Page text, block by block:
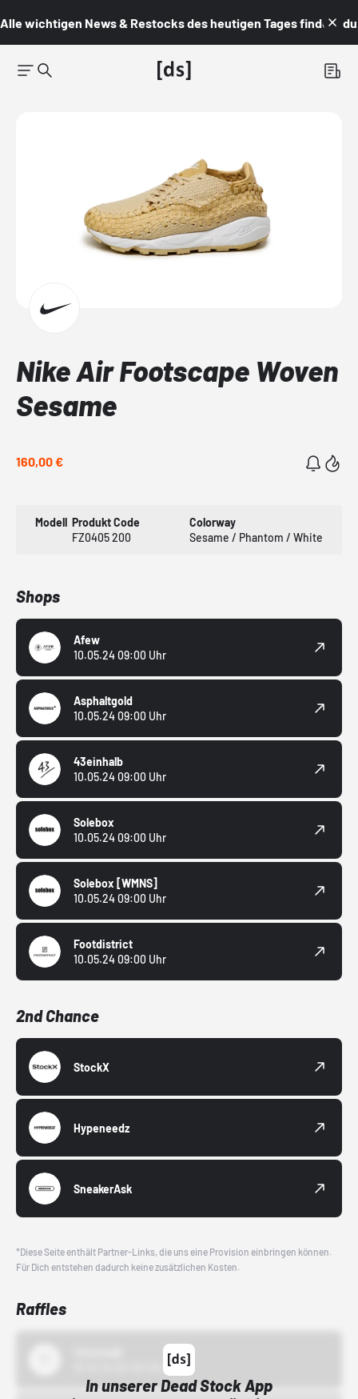
Alle wichtigen News & Restocks des heutigen Tages findest du
Nike Air Footscape Woven
Sesame
160,00 €
Modell Produkt Code
FZ0405 200
Colorway
Sesame / Phantom / White
Shops
Afew
10.05.24 09:00 Uhr
Asphaltgold
10.05.24 09:00 Uhr
43einhalb
10.05.24 09:00 Uhr
Solebox
10.05.24 09:00 Uhr
Solebox [WMNS]
10.05.24 09:00 Uhr
Footdistrict
10.05.24 09:00 Uhr
2nd Chance
StockX
Hypeneedz
SneakerAsk
*Diese Seite enthält Partner-Links, die uns eine Provision einbringen können.
Für Dich entstehen dadurch keine zusätzlichen Kosten.
Raffles
In unserer Dead Stock App